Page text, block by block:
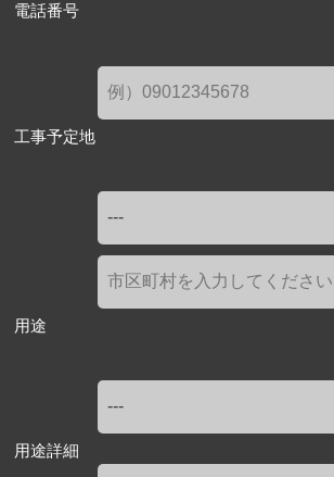
電話番号
工事予定地
用途
用途詳細